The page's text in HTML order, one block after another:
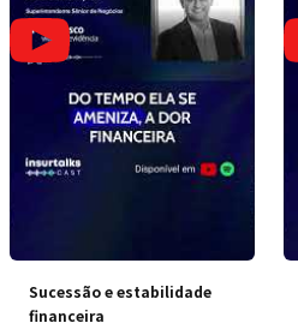
Sucessão e estabilidade
financeira